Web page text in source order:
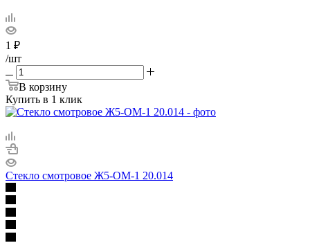
1 ₽
/шт
В корзину
Купить в 1 клик
Стекло смотровое Ж5-ОМ-1 20.014